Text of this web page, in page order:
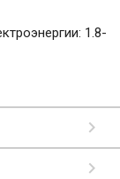
1.8-